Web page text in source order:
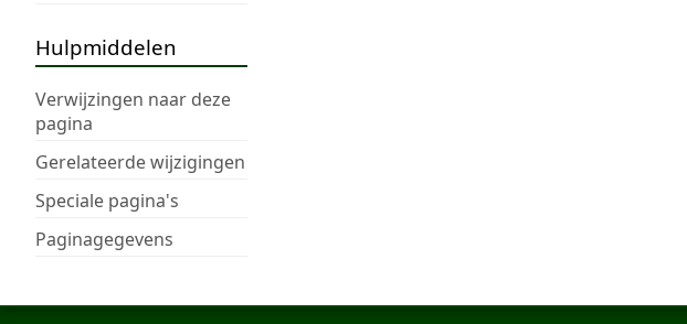
Hulpmiddelen
Verwijzingen naar deze
pagina
Gerelateerde wijzigingen
Speciale pagina's
Paginagegevens